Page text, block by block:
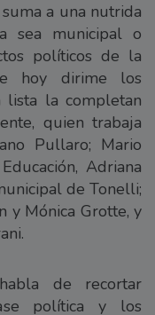
a una nutrida
sea municipal o
políticos de la
hoy dirime los
lista la completan
quien trabaja
Pullaro; Mario
Adriana
de Tonelli;
y Mónica Grotte, y
de recortar
política y los